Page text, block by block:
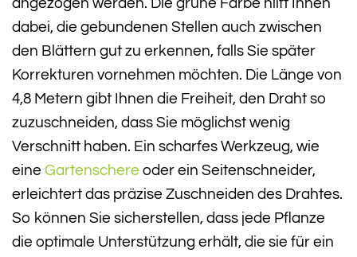
angezogen werden. Die grüne Farbe hilft Ihnen
dabei, die gebundenen Stellen auch zwischen
den Blättern gut zu erkennen, falls Sie später
Korrekturen vornehmen möchten. Die Länge von
4,8 Metern gibt Ihnen die Freiheit, den Draht so
zuzuschneiden, dass Sie möglichst wenig
Verschnitt haben. Ein scharfes Werkzeug, wie
eine Gartenschere oder ein Seitenschneider,
erleichtert das präzise Zuschneiden des Drahtes.
So können Sie sicherstellen, dass jede Pflanze
die optimale Unterstützung erhält, die sie für ein